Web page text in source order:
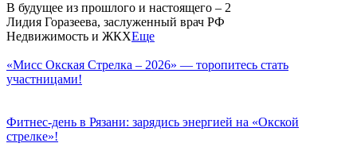
В будущее из прошлого и настоящего – 2
Лидия Горазеева, заслуженный врач РФ
Недвижимость и ЖКХЕще
«Мисс Окская Стрелка – 2026» — торопитесь стать
участницами!
Фитнес‑день в Рязани: зарядись энергией на «Окской
стрелке»!